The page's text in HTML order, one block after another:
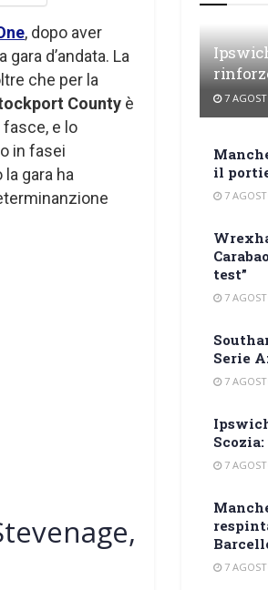
, dopo aver
gara d’andata. La
che per la
County è
e lo
in fasei
gara ha
7
il
7
test”
7
Serie
7
7
7